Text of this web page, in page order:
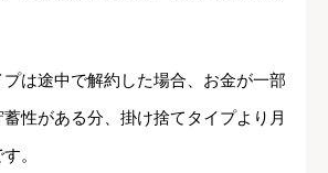
は途中で解約した場合、お金が一部
性がある分、掛け捨てタイプより月
。